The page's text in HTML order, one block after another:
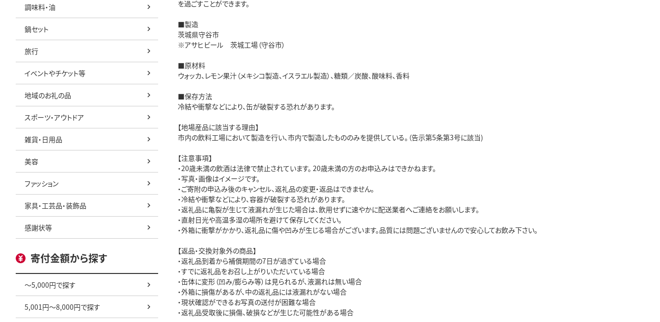
調味料・油
鍋セット
旅行
イベントやチケット等
地域のお礼の品
スポーツ・アウトドア
雑貨・日用品
美容
ファッション
家具・工芸品・装飾品
感謝状等
寄付金額から探す
～5,000円で探す
5,001円～8,000円で探す
を過ごすことができます。
■製造
茨城県守谷市
※アサヒビール 茨城工場（守谷市）
■原材料
ウォッカ、レモン果汁（メキシコ製造、イスラエル製造）、糖類／炭酸、酸味料、香料
■保存方法
冷結や衝撃などにより、缶が破裂する恐れがあります。
【地場産品に該当する理由】
市内の飲料工場において製造を行い、市内で製造したもののみを提供している。（告示第5条第3号に該当)
【注意事項】
・20歳未満の飲酒は法律で禁止されています。 20歳未満の方のお申込みはできかねます。
・写真・画像はイメージです。
・ご寄附の申込み後のキャンセル、返礼品の変更・返品はできません。
・冷結や衝撃などにより、容器が破裂する恐れがあります。
・返礼品に亀裂が生じて液漏れが生じた場合は、飲用せずに速やかに配送業者へご連絡をお願いします。
・直射日光や高温多湿の場所を避けて保存してください。
・外箱に衝撃がかかり、返礼品に傷や凹みが生じる場合がございます。品質には問題ございませんので安心してお飲み下さい。
【返品・交換対象外の商品】
・返礼品到着から補償期間の7日が過ぎている場合
・すでに返礼品をお召し上がりいただいている場合
・缶体に変形（凹み/膨らみ等）は見られるが、液漏れは無い場合
・外箱に損傷があるが、中の返礼品には液漏れがない場合
・現状確認ができるお写真の送付が困難な場合
・返礼品受取後に損傷、破損などが生じた可能性がある場合